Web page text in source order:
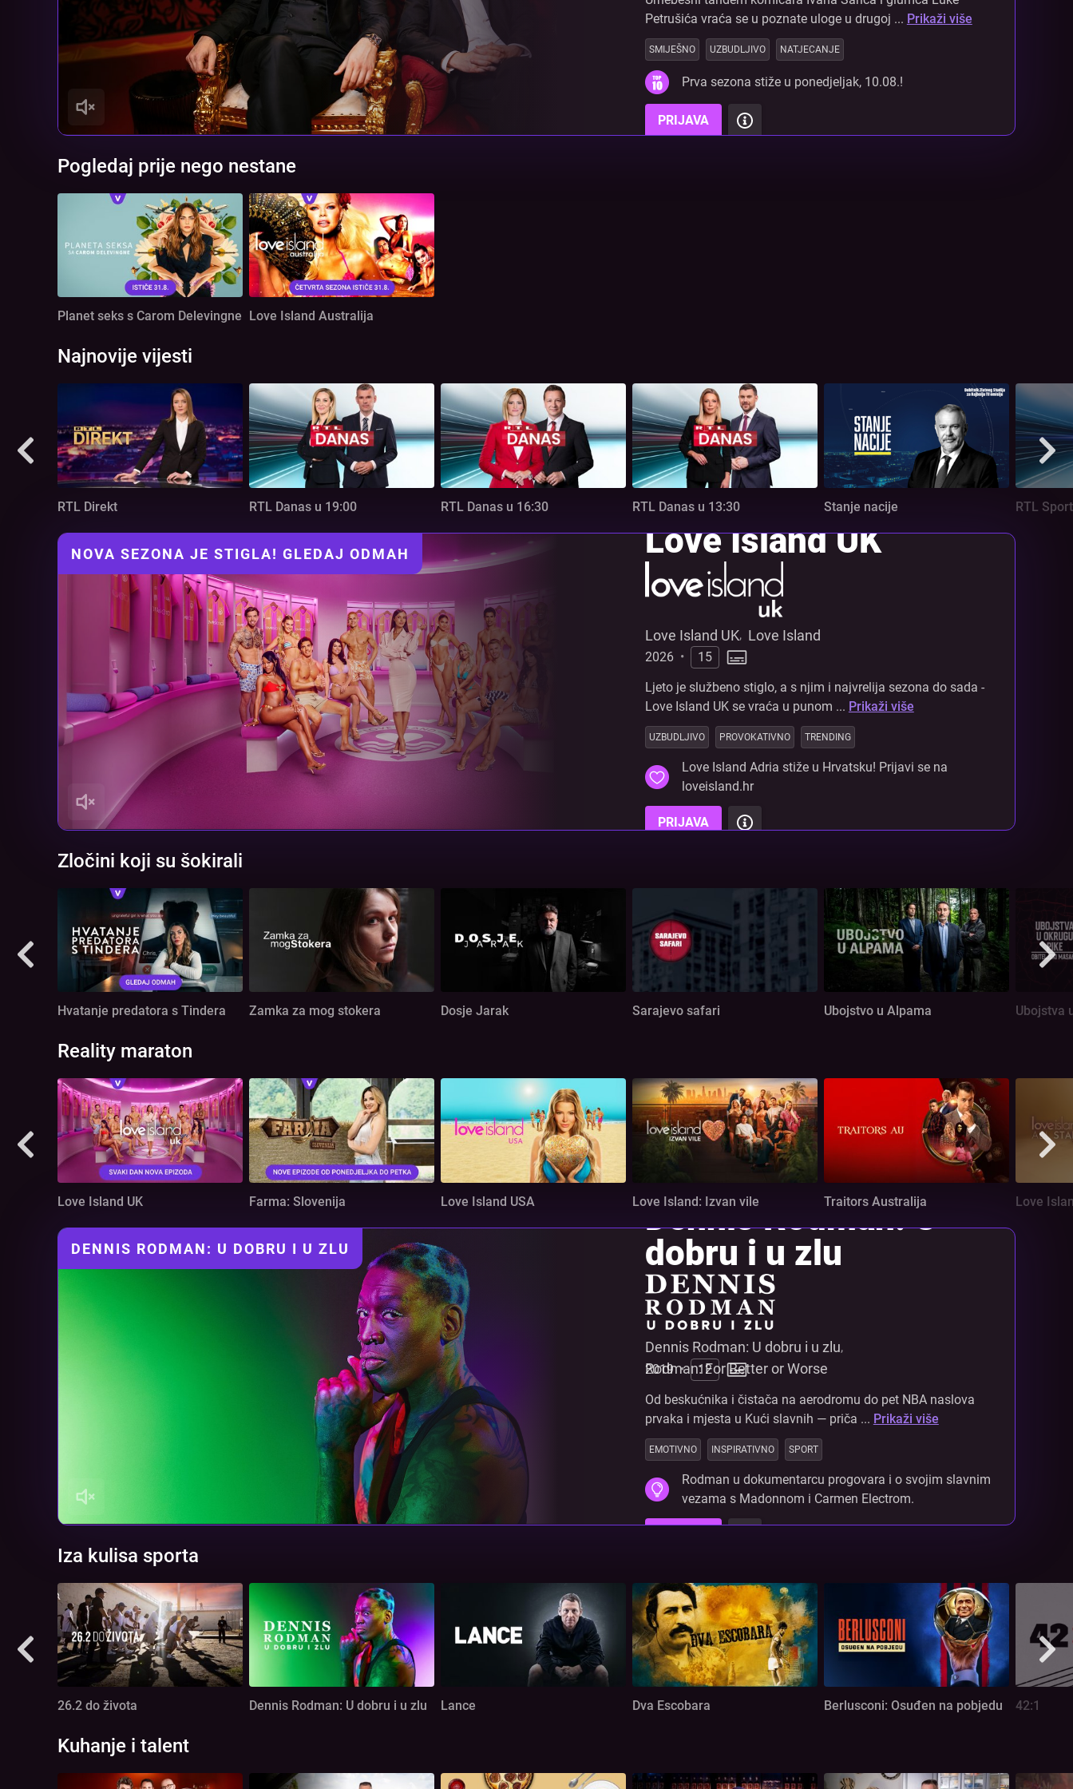
is
loading.
Petrušića vraća se u poznate uloge u drugoj ... Prikaži više
SMIJEŠNO UZBUDLJIVO NATJECANJE
Prva sezona stiže u ponedjeljak, 10.08.!
PRIJAVA
Pogledaj prije nego nestane
Planet seks s Carom Delevingne Love Island Australija
Najnovije vijesti
RTL Direkt RTL Danas u 19:00 RTL Danas u 16:30 RTL Danas u 13:30 Stanje nacije RTL Sport
NOVA SEZONA JE STIGLA! GLEDAJ ODMAH
Video
Player
is
loading.
Love Island UK
Love Island UK, Love Island
2026 •
15
Ljeto je službeno stiglo, a s njim i najvrelija sezona do sada -
Love Island UK se vraća u punom ... Prikaži više
UZBUDLJIVO PROVOKATIVNO TRENDING
Love Island Adria stiže u Hrvatsku! Prijavi se na
loveisland.hr
PRIJAVA
Zločini koji su šokirali
Hvatanje predatora s Tindera Zamka za mog stokera Dosje Jarak Sarajevo safari Ubojstvo u Alpama
Reality maraton
Love Island UK Farma: Slovenija Love Island USA Love Island: Izvan vile Traitors Australija Love
DENNIS RODMAN: U DOBRU I U ZLU
Video
Player
is
loading.
Dennis Rodman: U
dobru i u zlu
Dennis Rodman: U dobru i u zlu,
Rodman: For Better or Worse
2019 •
12
Od beskućnika i čistača na aerodromu do pet NBA naslova
prvaka i mjesta u Kući slavnih — priča ... Prikaži više
EMOTIVNO INSPIRATIVNO SPORT
Rodman u dokumentarcu progovara i o svojim slavnim
vezama s Madonnom i Carmen Electrom.
Iza kulisa sporta
26.2 do života Dennis Rodman: U dobru i u zlu Lance Dva Escobara Berlusconi: Osuđen na pobjedu 42:1
Kuhanje i talent